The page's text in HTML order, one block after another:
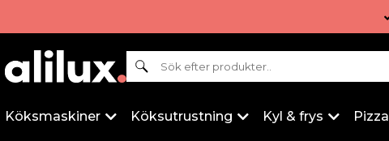
Sök
Köksmaskiner Köksutrustning Kyl & frys Pizza